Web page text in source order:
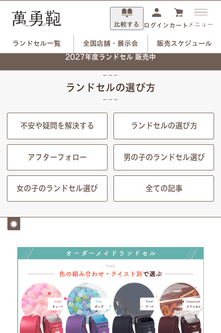
比較する ログイン カート メニュー
販売スケジュール
ランドセル一覧
全国店舗・展示会
2027年度ランドセル 販売中
ランドセルの選び方
不安や疑問を解決する ランドセルの選び方
アフターフォロー 男の子のランドセル選び
女の子のランドセル選び 全ての記事